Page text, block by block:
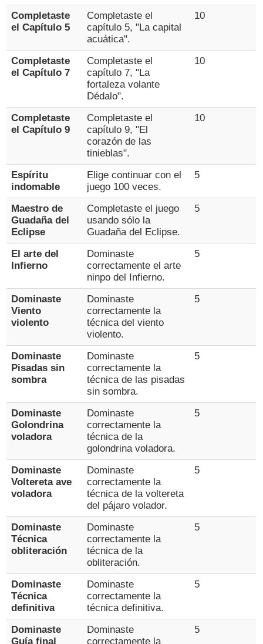
Completaste
el Capítulo 5
Completaste el
capítulo 5, "La capital
acuática".
10
Completaste
el Capítulo 7
Completaste el
capítulo 7, "La
fortaleza volante
Dédalo".
10
Completaste
el Capítulo 9
Completaste el
capítulo 9, "El
corazón de las
tinieblas".
10
Espíritu
indomable
Elige continuar con el
juego 100 veces.
5
Maestro de
Guadaña del
Eclipse
Completaste el juego
usando sólo la
Guadaña del Eclipse.
5
El arte del
Infierno
Dominaste
correctamente el arte
ninpo del Infierno.
5
Dominaste
Viento
violento
Dominaste
correctamente la
técnica del viento
violento.
5
Dominaste
Pisadas sin
sombra
Dominaste
correctamente la
técnica de las pisadas
sin sombra.
5
Dominaste
Golondrina
voladora
Dominaste
correctamente la
técnica de la
golondrina voladora.
5
Dominaste
Voltereta ave
voladora
Dominaste
correctamente la
técnica de la voltereta
del pájaro volador.
5
Dominaste
Técnica
obliteración
Dominaste
correctamente la
técnica de la
obliteración.
5
Dominaste
Técnica
definitiva
Dominaste
correctamente la
técnica definitiva.
5
Dominaste
Guía final
Dominaste
correctamente la
5